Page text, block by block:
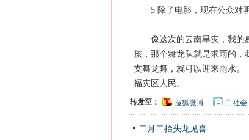
5 除了电影，现在公众对
像这次的云南旱灾，我的感
孩，那个舞龙队就是求雨的，
支舞龙舞，就可以迎来雨水。
福灾区人民。
转发至： 搜狐微博 白社会
二月二抬头龙见喜